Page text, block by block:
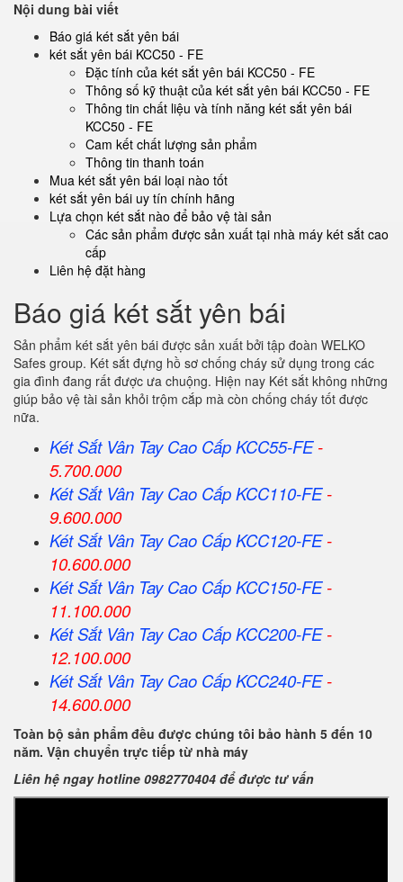
Nội dung bài viết
Báo giá két sắt yên bái
két sắt yên bái KCC50 - FE
Đặc tính của két sắt yên bái KCC50 - FE
Thông số kỹ thuật của két sắt yên bái KCC50 - FE
Thông tin chất liệu và tính năng két sắt yên bái
KCC50 - FE
Cam kết chất lượng sản phẩm
Thông tin thanh toán
Mua két sắt yên bái loại nào tốt
két sắt yên bái uy tín chính hãng
Lựa chọn két sắt nào để bảo vệ tài sản
Các sản phẩm được sản xuất tại nhà máy két sắt cao
cấp
Liên hệ đặt hàng
Báo giá két sắt yên bái
Sản phẩm két sắt yên bái được sản xuất bởi tập đoàn WELKO
Safes group. Két sắt đựng hồ sơ chống cháy sử dụng trong các
gia đình đang rất được ưa chuộng. Hiện nay Két sắt không những
giúp bảo vệ tài sản khỏi trộm cắp mà còn chống cháy tốt được
nữa.
Két Sắt Vân Tay Cao Cấp KCC55-FE-
5.700.000
Két Sắt Vân Tay Cao Cấp KCC110-FE-
9.600.000
Két Sắt Vân Tay Cao Cấp KCC120-FE-
10.600.000
Két Sắt Vân Tay Cao Cấp KCC150-FE-
11.100.000
Két Sắt Vân Tay Cao Cấp KCC200-FE-
12.100.000
Két Sắt Vân Tay Cao Cấp KCC240-FE-
14.600.000
Toàn bộ sản phẩm đều được chúng tôi bảo hành 5 đến 10
năm. Vận chuyển trực tiếp từ nhà máy
Liên hệ ngay hotline 0982770404 để được tư vấn